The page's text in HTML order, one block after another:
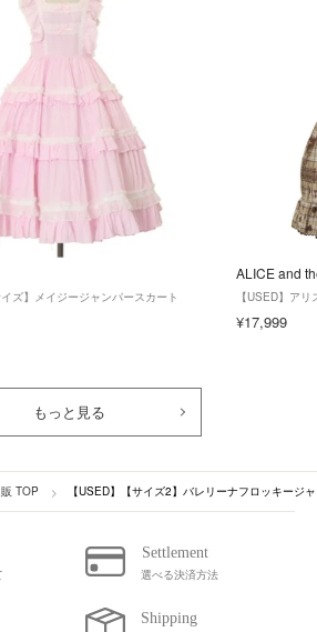
イズ】メイジージャンパースカート
ALICE and
【USED】ア
¥17,999
もっと見る
TOP 【USED】【サイズ2】バレリーナフロッキージ
選べる決済方法